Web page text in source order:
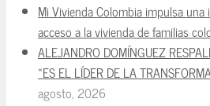
Mi Vivienda Colombia impulsa
acceso a la vivienda de familias
ALEJANDRO DOMÍNGUEZ
«ES EL LÍDER DE LA
agosto, 2026